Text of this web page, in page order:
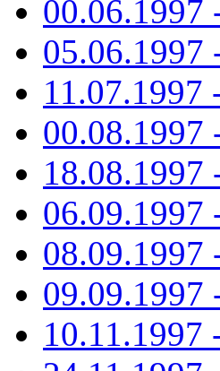
00.06.1997
05.06.1997
11.07.1997
00.08.1997
18.08.1997
06.09.1997
08.09.1997
09.09.1997
10.11.1997